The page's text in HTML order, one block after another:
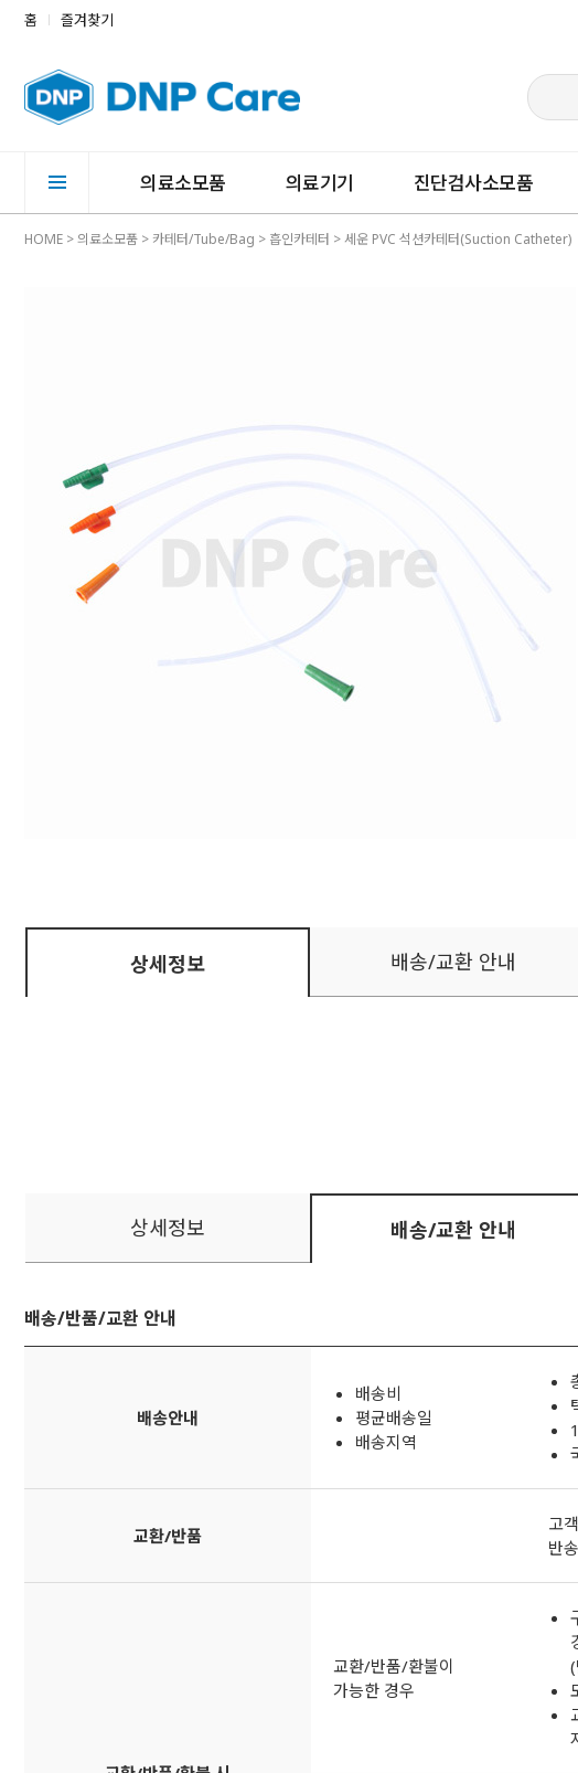
홈 즐겨찾기
의료소모품 의료기기 진단검사소모품
HOME >의료소모품 > 카테터/Tube/Bag > 흡인카테터 > 세운 PVC 석션카테터(Suction Catheter)
상세정보 배송/교환 안내
상세정보 배송/교환 안내
배송/반품/교환 안내
배송안내
배송비
평균배송일
배송지역
교환/반품
고
반
교환/반품/환불이
가능한 경우